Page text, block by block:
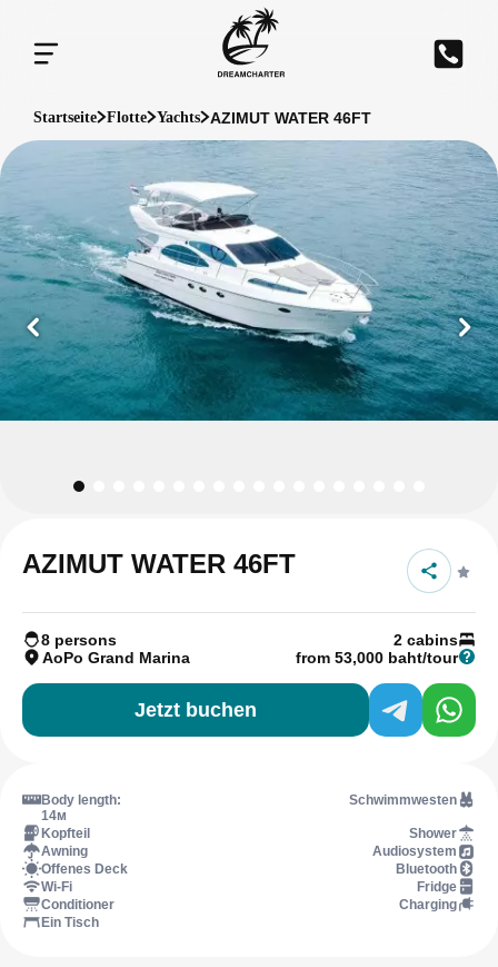
Startseite Flotte Yachts AZIMUT WATER 46FT
AZIMUT WATER 46FT
8 persons
2 cabins
AoPo Grand Marina
from 53,000 baht/tour
Jetzt buchen
Body length:
14м
Schwimmwesten
Kopfteil
Shower
Awning
Audiosystem
Offenes Deck
Bluetooth
Wi-Fi
Fridge
Conditioner
Charging
Ein Tisch